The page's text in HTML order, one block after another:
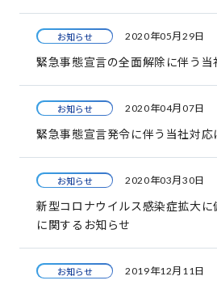
お知らせ 2020年05月29日
緊急事態宣言の全面解除に伴う当
お知らせ 2020年04月07日
緊急事態宣言発令に伴う当社対応
お知らせ 2020年03月30日
新型コロナウイルス感染症拡大
に関するお知らせ
お知らせ 2019年12月11日